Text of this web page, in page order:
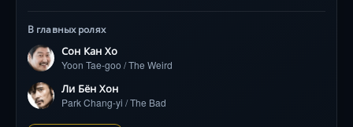
бескрайних степей Маньчжурии, где к погоне
подключаются японские войска, китайские
повстанцы и русские бандиты. Фильм-лабиринт, где
сокровища — лишь предлог для безумной игры в
кошки-мышки. Сон Канхо, Ли Бёнхон и Чон Усон
В главных ролях
Сон Кан Хо
Yoon Tae-goo / The Weird
Ли Бён Хон
Park Chang-yi / The Bad